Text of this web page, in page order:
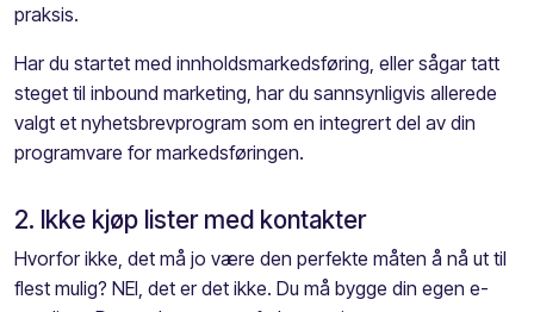
praksis.
Har du startet med innholdsmarkedsføring, eller sågar tatt
steget til inbound marketing, har du sannsynligvis allerede
valgt et nyhetsbrevprogram som en integrert del av din
programvare for markedsføringen.
2. Ikke kjøp lister med kontakter
Hvorfor ikke, det må jo være den perfekte måten å nå ut til
flest mulig? NEI, det er det ikke. Du må bygge din egen e-